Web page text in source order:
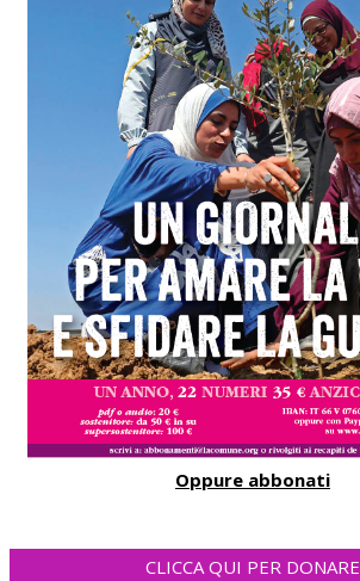
Oppure abbonati
CLICCA QUI PER DONARE